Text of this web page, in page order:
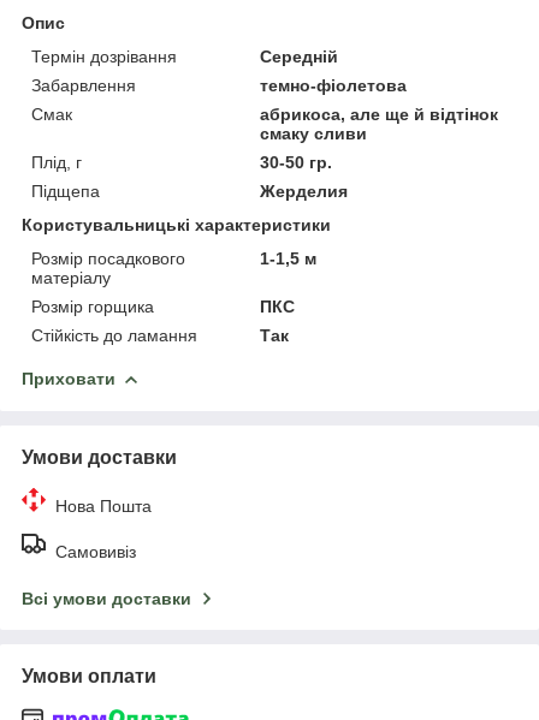
Опис
Термін дозрівання
Середній
Забарвлення
темно-фіолетова
Смак
абрикоса, але ще й відтінок
смаку сливи
Плід, г
30-50 гр.
Підщепа
Жерделия
Користувальницькі характеристики
Розмір посадкового
матеріалу
1-1,5 м
Розмір горщика
ПКС
Стійкість до ламання
Так
Приховати
Умови доставки
Нова Пошта
Самовивіз
Всі умови доставки
Умови оплати